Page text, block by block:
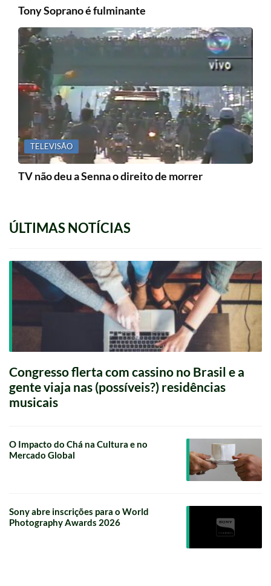
Tony Soprano é fulminante
TELEVISÃO
TV não deu a Senna o direito de morrer
ÚLTIMAS NOTÍCIAS
Congresso flerta com cassino no Brasil e a
gente viaja nas (possíveis?) residências
musicais
O Impacto do Chá na Cultura e no
Mercado Global
Sony abre inscrições para o World
Photography Awards 2026